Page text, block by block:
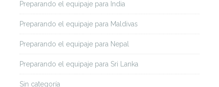
Preparando el equipaje para India
Preparando el equipaje para Maldivas
Preparando el equipaje para Nepal
Preparando el equipaje para Sri Lanka
Sin categoría